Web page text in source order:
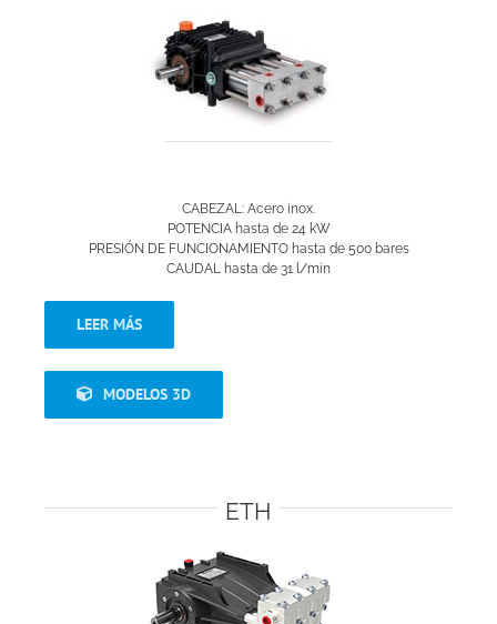
CABEZAL: Acero inox.
POTENCIA hasta de 24 kW
PRESIÓN DE FUNCIONAMIENTO hasta de 500 bares
CAUDAL hasta de 31 l/min
LEER MÁS
MODELOS 3D
ETH